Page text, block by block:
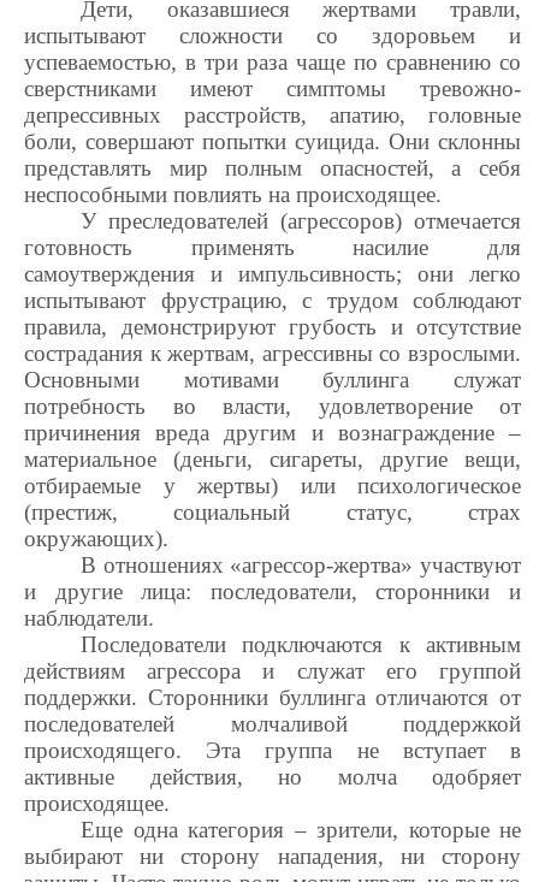
Дети, оказавшиеся жертвами травли,
испытывают сложности со здоровьем и
успеваемостью, в три раза чаще по сравнению со
сверстниками имеют симптомы тревожно-
депрессивных расстройств, апатию, головные
боли, совершают попытки суицида. Они склонны
представлять мир полным опасностей, а себя
неспособными повлиять на происходящее.
У преследователей (агрессоров) отмечается
готовность применять насилие для
самоутверждения и импульсивность; они легко
испытывают фрустрацию, с трудом соблюдают
правила, демонстрируют грубость и отсутствие
сострадания к жертвам, агрессивны со взрослыми.
Основными мотивами буллинга служат
потребность во власти, удовлетворение от
причинения вреда другим и вознаграждение –
материальное (деньги, сигареты, другие вещи,
отбираемые у жертвы) или психологическое
(престиж, социальный статус, страх
окружающих).
В отношениях «агрессор-жертва» участвуют
и другие лица: последователи, сторонники и
наблюдатели.
Последователи подключаются к активным
действиям агрессора и служат его группой
поддержки. Сторонники буллинга отличаются от
последователей молчаливой поддержкой
происходящего. Эта группа не вступает в
активные действия, но молча одобряет
происходящее.
Еще одна категория – зрители, которые не
выбирают ни сторону нападения, ни сторону